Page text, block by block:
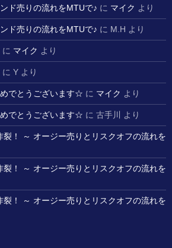
ド売りの流れをMTUで♪ に マイク より
ド売りの流れをMTUで♪ に M.H より
に マイク より
に Y より
でとうございます☆ に マイク より
でとうございます☆ に 古手川 より
！ ～ オージー売りとリスクオフの流れを
！ ～ オージー売りとリスクオフの流れを
！ ～ オージー売りとリスクオフの流れを